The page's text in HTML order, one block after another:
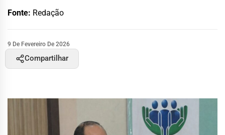
Fonte: Redação
9 De Fevereiro De 2026
Compartilhar